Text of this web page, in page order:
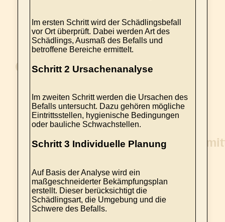
Im ersten Schritt wird der Schädlingsbefall
vor Ort überprüft. Dabei werden Art des
Schädlings, Ausmaß des Befalls und
betroffene Bereiche ermittelt.
Schritt 2 Ursachenanalyse
Im zweiten Schritt werden die Ursachen des
Befalls untersucht. Dazu gehören mögliche
Eintrittsstellen, hygienische Bedingungen
oder bauliche Schwachstellen.
Schritt 3 Individuelle Planung
Auf Basis der Analyse wird ein
maßgeschneiderter Bekämpfungsplan
erstellt. Dieser berücksichtigt die
Schädlingsart, die Umgebung und die
Schwere des Befalls.